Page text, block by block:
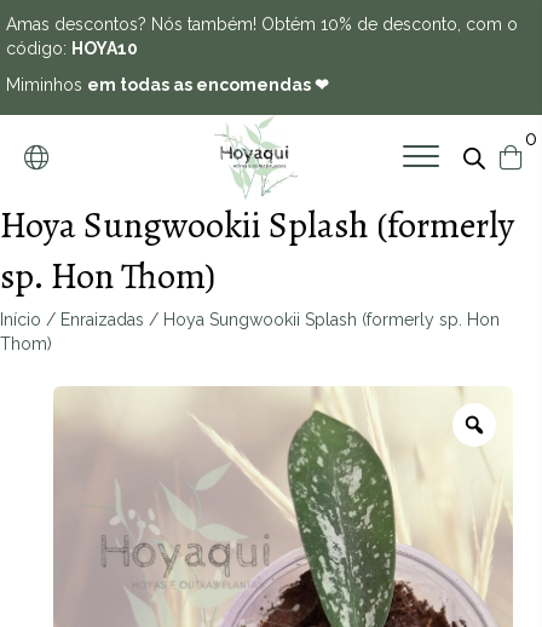
Amas descontos? Nós também! Obtém 10% de desconto, com o
código: HOYA10
Miminhos em todas as encomendas ❤
0
Hoya Sungwookii Splash (formerly
sp. Hon Thom)
Início / Enraizadas / Hoya Sungwookii Splash (formerly sp. Hon
Thom)
Zoom